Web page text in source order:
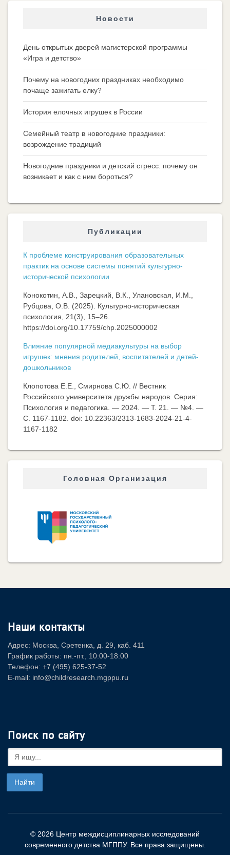
Новости
День открытых дверей магистерской программы
«Игра и детство»
Почему на новогодних праздниках необходимо
почаще зажигать елку?
История елочных игрушек в России
Семейный театр в новогодние праздники:
возрождение традиций
Новогодние праздники и детский стресс: почему он
возникает и как с ним бороться?
Публикации
К проблеме конструирования образовательных
практик на основе системы понятий культурно-
исторической психологии
Конокотин, А.В., Зарецкий, В.К., Улановская, И.М.,
Рубцова, О.В. (2025). Культурно-историческая
психология, 21(3), 15–26.
https://doi.org/10.17759/chp.2025000002
Влияние популярной медиакультуры на выбор
игрушек: мнения родителей, воспитателей и детей-
дошкольников
Клопотова Е.Е., Смирнова С.Ю. // Вестник
Российского университета дружбы народов. Серия:
Психология и педагогика. — 2024. — Т. 21. — №4. —
C. 1167-1182. doi: 10.22363/2313-1683-2024-21-4-
1167-1182
Головная Организация
Наши контакты
Адрес: Москва, Сретенка, д. 29, каб. 411
График работы: пн.-пт., 10:00-18:00
Телефон: +7 (495) 625-37-52
E-mail: info@childresearch.mgppu.ru
Поиск по сайту
© 2026 Центр междисциплинарных исследований
современного детства МГППУ. Все права защищены.